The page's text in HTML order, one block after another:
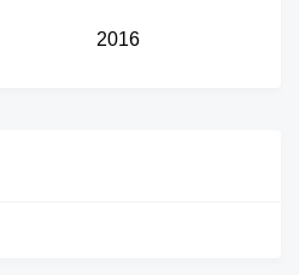
2016